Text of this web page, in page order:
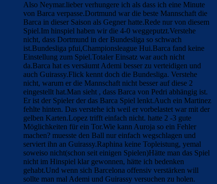
Also Neymar.lieber verhungere ich als dass ich eine Minute
von Barca verpasse.Dortmund war die beste Mannschaft die
Barca in dieser Saison als Gegner hatte.Rede nur von diesem
Spiel.Im hinspiel haben wir die 4-0 weggeputzt.Verstehe
nicht, dass Dortmund in der Bundesliga so schwach
ist.Bundesliga pfui,Championsleague Hui.Barca fand keine
Einstellung zum Spiel.Totaler Einsatz war auch nicht
da.Barca hat es versäumt Ademi besser zu verteidigen und
auch Guirassy.Flick kennt doch die Bundesliga. Verstehe
nicht, warum er die Mannschaft nicht besser auf diese 2
eingestellt hat.Man sieht , dass Barca von Pedri abhängig ist.
Er ist der Spieler der das Barca Spiel lenkt.Auch ein Martinez
fehlte hinten. Das verstehe ich weil er vorbelastet war mit der
gelben Karten.Lopez trifft einfach nicht. hatte 2 -3 gute
Möglichkeiten für ein Tor.Wie kann Auroja so ein Fehler
machen? muesste den Ball nur einfach wegschlagen und
serviert ihn an Guirassy.Raphina keine Topleistung, yemal
soweiso nicht(schon seit einigen Spielen)Hätte man das Spiel
nicht im Hinspiel klar gewonnen, hätte ich bedenken
gehabt.Und wenn sich Barcelona offensiv verstärken will
sollte man mal Ademi und Guirassy versuchen zu holen.